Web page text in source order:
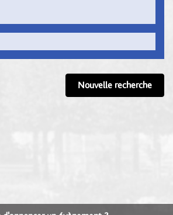
Nouvelle recherche